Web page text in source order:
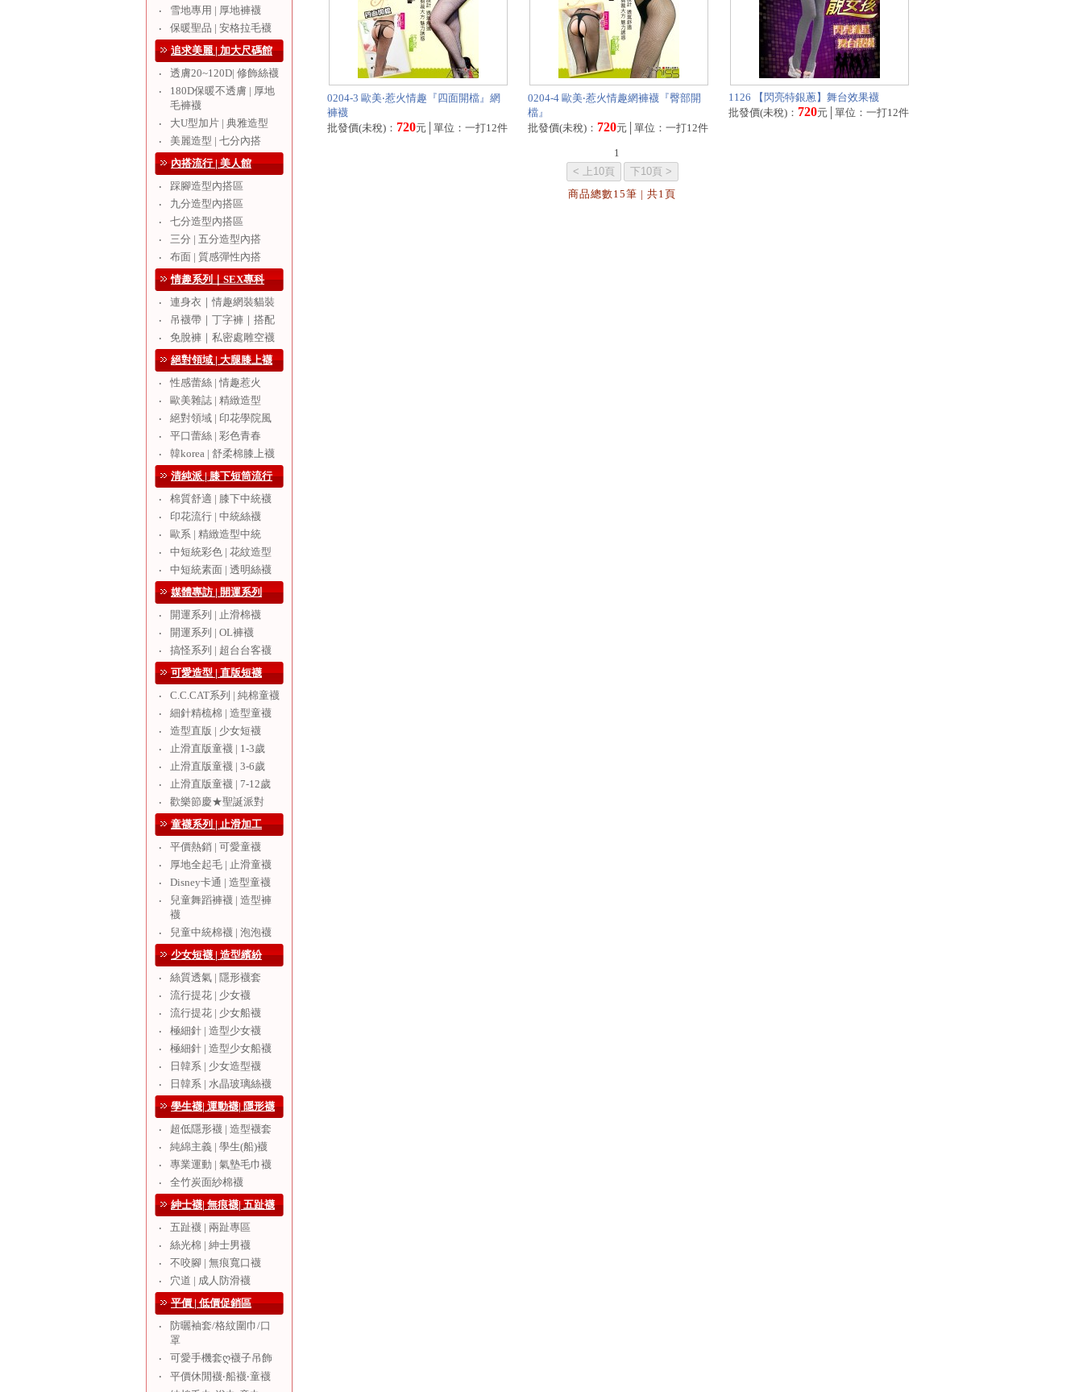
‧
雪地專用 | 厚地褲襪
‧
保暖聖品 | 安格拉毛襪
追求美麗 | 加大尺碼館
‧
透膚20~120D| 修飾絲襪
‧
180D保暖不透膚 | 厚地
毛褲襪
‧
大U型加片 | 典雅造型
‧
美麗造型 | 七分內搭
內搭流行 | 美人館
‧
踩腳造型內搭區
‧
九分造型內搭區
‧
七分造型內搭區
‧
三分 | 五分造型內搭
‧
布面 | 質感彈性內搭
情趣系列｜SEX專科
‧
連身衣｜情趣網裝貓裝
‧
吊襪帶｜丁字褲｜搭配
‧
免脫褲｜私密處雕空襪
絕對領域 | 大腿膝上襪
‧
性感蕾絲 | 情趣惹火
‧
歐美雜誌 | 精緻造型
‧
絕對領域 | 印花學院風
‧
平口蕾絲 | 彩色青春
‧
韓korea | 舒柔棉膝上襪
清純派 | 膝下短筒流行
‧
棉質舒適 | 膝下中統襪
‧
印花流行 | 中統絲襪
‧
歐系 | 精緻造型中統
‧
中短統彩色 | 花紋造型
‧
中短統素面 | 透明絲襪
媒體專訪 | 開運系列
‧
開運系列 | 止滑棉襪
‧
開運系列 | OL褲襪
‧
搞怪系列 | 超台台客襪
可愛造型 | 直版短襪
‧
C.C.CAT系列 | 純棉童襪
‧
細針精梳棉 | 造型童襪
‧
造型直版 | 少女短襪
‧
止滑直版童襪 | 1-3歲
‧
止滑直版童襪 | 3-6歲
‧
止滑直版童襪 | 7-12歲
‧
歡樂節慶★聖誕派對
童襪系列 | 止滑加工
‧
平價熱銷 | 可愛童襪
‧
厚地全起毛 | 止滑童襪
‧
Disney卡通 | 造型童襪
‧
兒童舞蹈褲襪 | 造型褲
襪
‧
兒童中統棉襪 | 泡泡襪
少女短襪 | 造型繽紛
‧
絲質透氣 | 隱形襪套
‧
流行提花 | 少女襪
‧
流行提花 | 少女船襪
‧
極細針 | 造型少女襪
‧
極細針 | 造型少女船襪
‧
日韓系 | 少女造型襪
‧
日韓系 | 水晶玻璃絲襪
學生襪| 運動襪| 隱形襪
‧
超低隱形襪 | 造型襪套
‧
純綿主義 | 學生(船)襪
‧
專業運動 | 氣墊毛巾襪
‧
全竹炭面紗棉襪
紳士襪| 無痕襪| 五趾襪
‧
五趾襪 | 兩趾專區
‧
絲光棉 | 紳士男襪
‧
不咬腳 | 無痕寬口襪
‧
穴道 | 成人防滑襪
平價 | 低價促銷區
‧
防曬袖套/格紋圍巾/口
罩
‧
可愛手機套ღ襪子吊飾
‧
平價休閒襪‧船襪‧童襪
0204-3 歐美‧惹火情趣『四面開檔』網
褲襪
批發價(未稅)： 720元│單位：一打12件
0204-4 歐美‧惹火情趣網褲襪『臀部開
檔』
批發價(未稅)： 720元│單位：一打12件
1126 【閃亮特銀蔥】舞台效果襪
批發價(未稅)： 720元│單位：一打12件
1
商品總數15筆 | 共1頁